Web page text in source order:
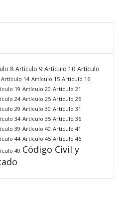
8 Artículo 9 Artículo 10 Artículo
Artículo 14 Artículo 15 Artículo 16
19 Artículo 20 Artículo 21
24 Artículo 25 Artículo 26
29 Artículo 30 Artículo 31
34 Artículo 35 Artículo 36
39 Artículo 40 Artículo 41
44 Artículo 45 Artículo 46
49 Código Civil y